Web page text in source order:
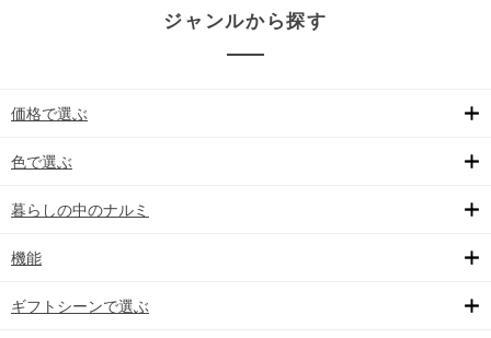
ジャンルから探す
価格で選ぶ
色で選ぶ
暮らしの中のナルミ
機能
ギフトシーンで選ぶ